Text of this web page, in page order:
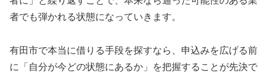
者でも弾かれる状態になっていきます。
有田市で本当に借りる手段を探すなら、申込みを広げる前
に「自分が今どの状態にあるか」を把握することが先決で